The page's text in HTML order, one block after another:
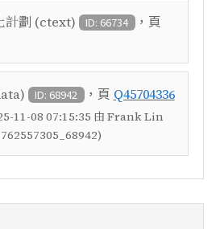
計劃 (ctext) ID: 66734 ，頁
ID: 68942 ，頁 Q45704336
11-08 07:15:35 由 Frank Lin